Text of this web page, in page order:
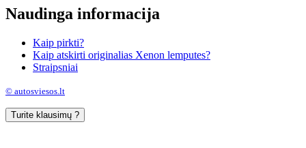
Naudinga informacija
Kaip pirkti?
Kaip atskirti originalias Xenon lemputes?
Straipsniai
© autosviesos.lt
Turite klausimų ?